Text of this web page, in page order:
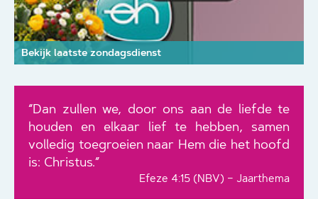
Bekijk laatste zondagsdienst
“Dan zullen we, door ons aan de liefde te
houden en elkaar lief te hebben, samen
volledig toegroeien naar Hem die het hoofd
is: Christus.”
Efeze 4:15 (NBV) – Jaarthema